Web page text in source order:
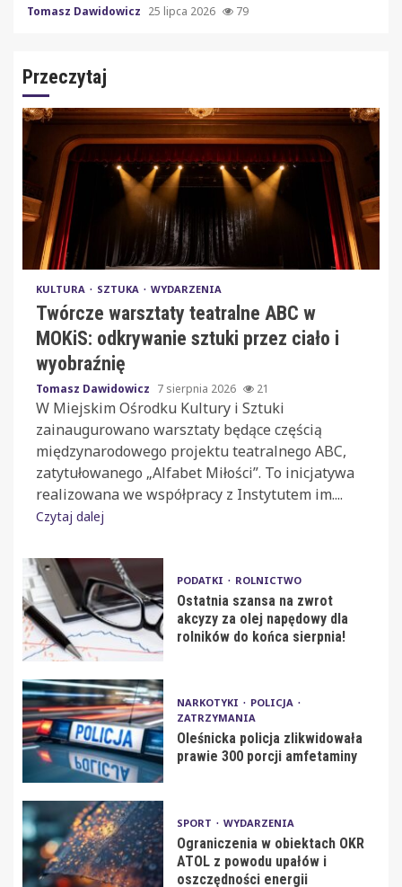
Tomasz Dawidowicz 25 lipca 2026 79
Przeczytaj
KULTURA SZTUKA WYDARZENIA
Twórcze warsztaty teatralne ABC w
MOKiS: odkrywanie sztuki przez ciało i
wyobraźnię
Tomasz Dawidowicz 7 sierpnia 2026 21
W Miejskim Ośrodku Kultury i Sztuki
zainaugurowano warsztaty będące częścią
międzynarodowego projektu teatralnego ABC,
zatytułowanego „Alfabet Miłości”. To inicjatywa
realizowana we współpracy z Instytutem im....
Czytaj dalej
PODATKI ROLNICTWO
Ostatnia szansa na zwrot
akcyzy za olej napędowy dla
rolników do końca sierpnia!
NARKOTYKI
POLICJA
ZATRZYMANIA
Oleśnicka policja zlikwidowała
prawie 300 porcji amfetaminy
SPORT WYDARZENIA
Ograniczenia w obiektach OKR
ATOL z powodu upałów i
oszczędności energii